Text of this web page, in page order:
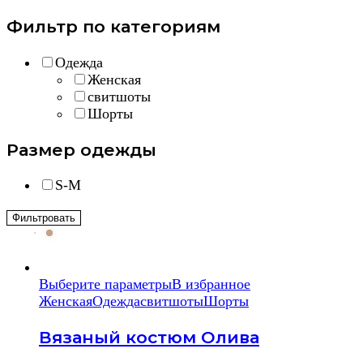
Фильтр по категориям
Одежда
Женская
свитшоты
Шорты
Размер одежды
S-M
Фильтровать
Выберите параметрыВ избранное
ЖенскаяОдеждасвитшотыШорты
Вязаный костюм Олива